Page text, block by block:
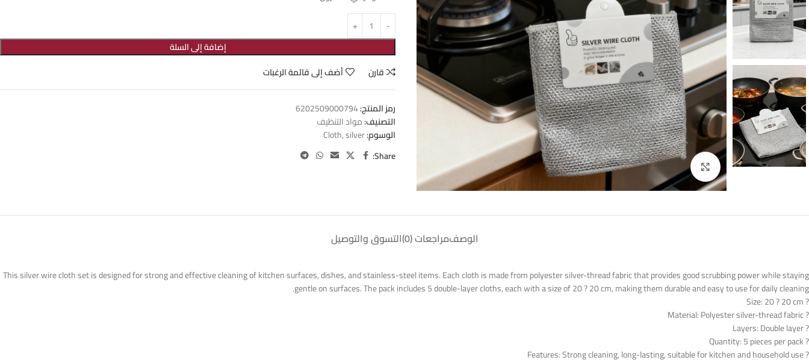
Click to enlarge
إضافة إلى السلة
قارن
أضف إلى قائمة الرغبات
رمز المنتج:6202509000794
التصنيف:مواد التنظيف
الوسوم:
Cloth,silver
Share:
الوصفمراجعات (0) التسوق والتوصيل
This silver wire cloth set is designed for strong and effective cleaning of kitchen surfaces, dishes, and stainless-steel items. Each cloth is made from polyester silver-thread fabric that provides good scrubbing power while staying
gentle on surfaces. The pack includes 5 double-layer cloths, each with a size of 20 ? 20 cm, making them durable and easy to use for daily cleaning.
? Size: 20 ? 20 cm
? Material: Polyester silver-thread fabric
? Layers: Double layer
? Quantity: 5 pieces per pack
? Features: Strong cleaning, long-lasting, suitable for kitchen and household use